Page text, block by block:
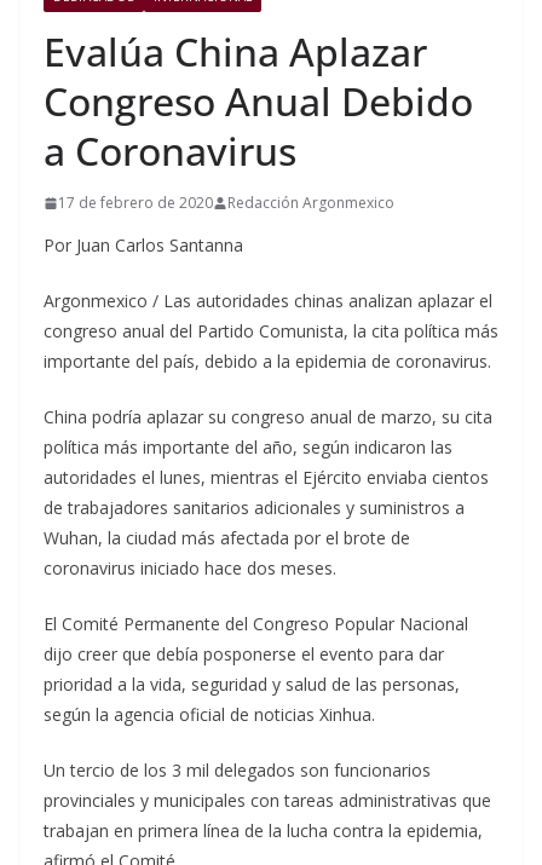
Evalúa China Aplazar
Congreso Anual Debido
a Coronavirus
17 de febrero de 2020 Redacción Argonmexico
Por Juan Carlos Santanna
Argonmexico / Las autoridades chinas analizan aplazar el
congreso anual del Partido Comunista, la cita política más
importante del país, debido a la epidemia de coronavirus.
China podría aplazar su congreso anual de marzo, su cita
política más importante del año, según indicaron las
autoridades el lunes, mientras el Ejército enviaba cientos
de trabajadores sanitarios adicionales y suministros a
Wuhan, la ciudad más afectada por el brote de
coronavirus iniciado hace dos meses.
El Comité Permanente del Congreso Popular Nacional
dijo creer que debía posponerse el evento para dar
prioridad a la vida, seguridad y salud de las personas,
según la agencia oficial de noticias Xinhua.
Un tercio de los 3 mil delegados son funcionarios
provinciales y municipales con tareas administrativas que
trabajan en primera línea de la lucha contra la epidemia,